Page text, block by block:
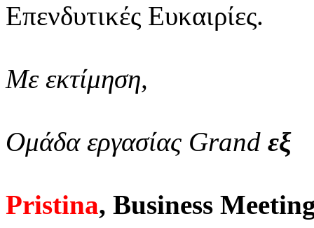
Επενδυτικές Ευκαιρίες.
Με εκτίμηση,
Ομάδα εργασίας Grand εξ
Pristina, Business